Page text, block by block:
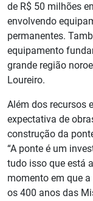
de R$ 50 milhões
envolvendo
permanentes.
equipamento
grande região
Loureiro.
Além dos recursos
expectativa de
construção da
“A ponte é um
tudo isso que está
momento em que
os 400 anos das